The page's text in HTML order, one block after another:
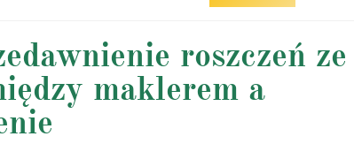
roszczeń ze
maklerem a